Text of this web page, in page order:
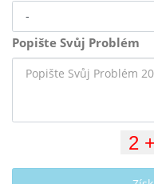
Popište Svůj Problém